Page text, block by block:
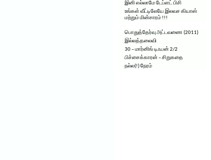
இனி எல்லாமே டேப்ளட் பிசி
உங்கள் வீட்டிலேயே இலவச கியாஸ்
மற்றும் மின்சாரம் !!!
பொதுத்தேர்வு அட்டவணை (2011)
இல்லத்தலைவி
30 – மார்னிங் டிஃபன் 2/2
பிச்சைக்காரன் – சிறுகதை
நல்ல(!) நேரம்